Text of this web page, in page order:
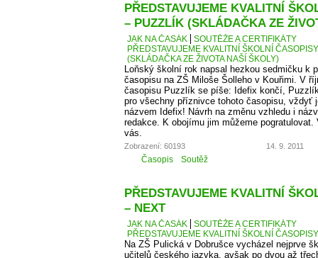
PŘEDSTAVUJEME KVALITNÍ
– PUZZLÍK (SKLÁDAČKA ZE
JAK NA ČASÁK
SOUTĚŽE A CERTIFIKÁTY
PŘEDSTAVUJEME KVALITNÍ ŠKOLNÍ
(SKLÁDAČKA ZE ŽIVOTA NAŠÍ ŠKOLY)
Loňský školní rok napsal hezkou sedmičku k
časopisu na ZŠ Miloše Šolleho v Kouřimi. V
časopisu Puzzlík se píše: Idefix končí,
pro všechny příznivce tohoto časopisu, vždyť
názvem Idefix! Návrh na změnu vzhledu i
redakce. K obojímu jim můžeme
vás.
Zobrazení: 60193 14. 9. 2011
Časopis Soutěž
PŘEDSTAVUJEME KVALITNÍ
– NEXT
JAK NA ČASÁK
SOUTĚŽE A CERTIFIKÁTY
PŘEDSTAVUJEME KVALITNÍ ŠKOLNÍ
Na ZŠ Pulická v Dobrušce vycházel nejprve
učitelů českého jazyka, avšak po dvou až